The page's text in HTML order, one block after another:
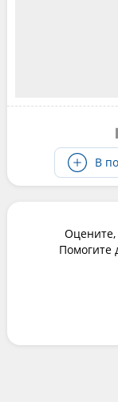
В
Оцените,
Помогите